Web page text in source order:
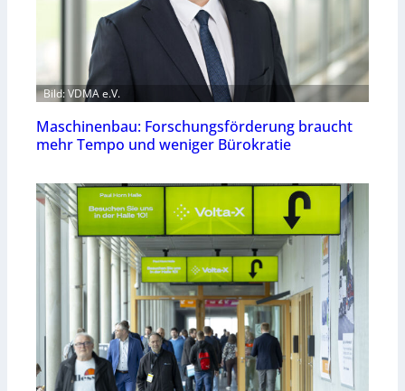
Bild: VDMA e.V.
Maschinenbau: Forschungsförderung braucht
mehr Tempo und weniger Bürokratie